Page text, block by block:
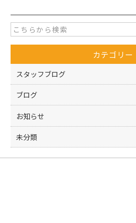
e
b
o
o
k
er
カテゴリー
スタッフブログ
ブログ
お知らせ
未分類